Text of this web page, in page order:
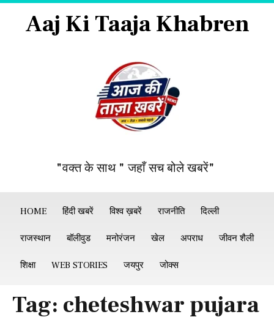
Aaj Ki Taaja Khabren
"वक्त के साथ " जहाँ सच बोले खबरें"
HOME हिंदी खबरें विश्व ख़बरें राजनीति दिल्ली
राजस्थान बॉलीवुड मनोरंजन खेल अपराध जीवन शैली
शिक्षा WEB STORIES जयपुर जोक्स
Tag: cheteshwar pujara